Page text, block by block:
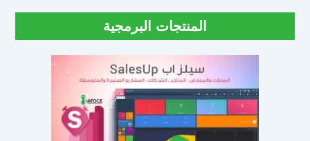
المنتجات البرمجية